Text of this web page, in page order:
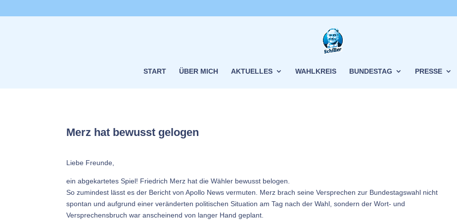
START ÜBER MICH AKTUELLES WAHLKREIS BUNDESTAG PRESSE
Merz hat bewusst gelogen
Liebe Freunde,
ein abgekartetes Spiel! Friedrich Merz hat die Wähler bewusst belogen.
So zumindest lässt es der Bericht von Apollo News vermuten. Merz brach seine Versprechen zur Bundestagswahl nicht
spontan und aufgrund einer veränderten politischen Situation am Tag nach der Wahl, sondern der Wort- und
Versprechensbruch war anscheinend von langer Hand geplant.